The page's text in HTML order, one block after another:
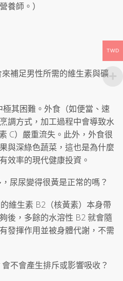
養師。）
補足男性所需的維生素與礦
其困難。外食（如便當、速
調方式，加工過程中會導致水
C）嚴重流失。此外，外食很
與深綠色蔬菜，這也是為什麼
效率的現代健康投資。
尿尿變得很黃是正常的嗎？
維生素 B2（核黃素）本身帶
後，多餘的水溶性 B2 就會隨
發揮作用並被身體代謝，不需
不會產生排斥或影響吸收？
TWD